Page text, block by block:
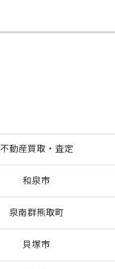
不動産買取・査定
和泉市
泉南群熊取町
貝塚市